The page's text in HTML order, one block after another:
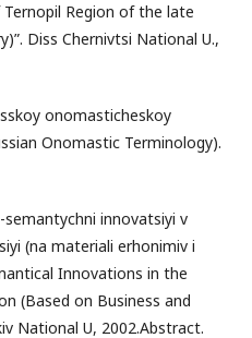
Region of the late
Diss Chernivtsi National U.,
onomasticheskoy
Onomastic Terminology).
semantychni innovatsiyi v
(na materiali erhonimiv i
Innovations in the
(Based on Business and
National U, 2002.Abstract.